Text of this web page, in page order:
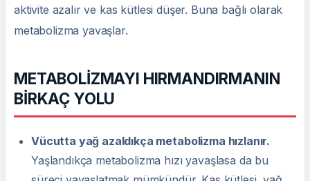
aktivite azalır ve kas kütlesi düşer. Buna bağlı olarak
metabolizma yavaşlar.
METABOLİZMAYI HIRMANDIRMANIN
BİRKAÇ YOLU
Vücutta yağ azaldıkça metabolizma hızlanır.
Yaşlandıkça metabolizma hızı yavaşlasa da bu